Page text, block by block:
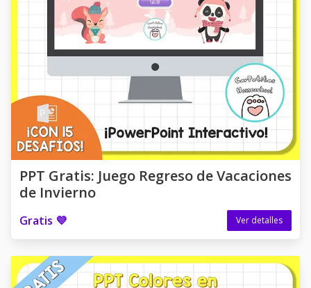
PPT Gratis: Juego Regreso de Vacaciones
de Invierno
Gratis 💜 Ver detalles